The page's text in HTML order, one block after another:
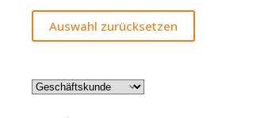
Auswahl zurücksetzen